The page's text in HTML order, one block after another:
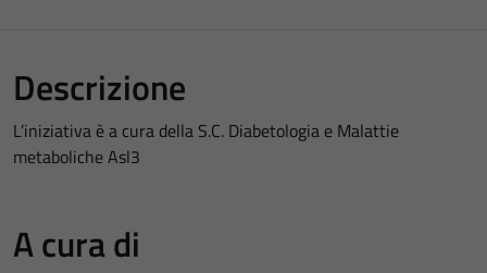
Descrizione
L’iniziativa è a cura della S.C. Diabetologia e Malattie
metaboliche Asl3
A cura di